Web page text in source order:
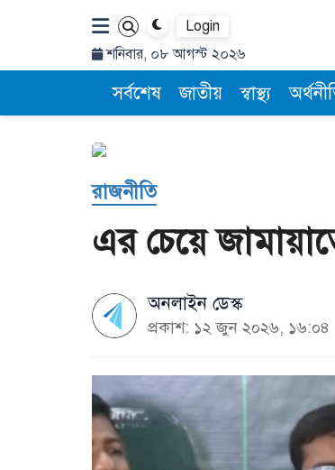
Login
শনিবার, ০৮ আগস্ট ২০২৬
সর্বশেষ জাতীয় স্বাস্থ্য
রাজনীতি
এর চেয়ে
অনলাইন ডেস্ক
প্রকাশ: ১২ জুন ২০২৬, ১৬:০৪